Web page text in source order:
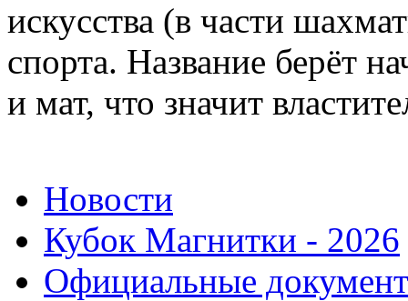
искусства (в части
спорта. Название берёт
и мат, что значит
Новости
Кубок Магнитки - 2026
Официальные